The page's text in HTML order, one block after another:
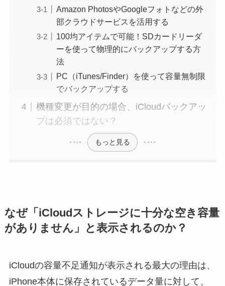
Amazon PhotosやGoogleフォトなどの外
部クラウドサービスを活用する
100均アイテムで可能！SDカードリーダ
ーを使って物理的にバックアップする方
法
PC（iTunes/Finder）を使って容量無制限
でバックアップする
機種変更が目的の場合、iCloudバックアッ
プは必須ではない？
もっと見る
なぜ「iCloudストレージに十分な空き容量
がありません」と表示されるのか？
iCloudの容量不足通知が表示される最大の理由は、
iPhone本体に保存されているデータ量に対して、